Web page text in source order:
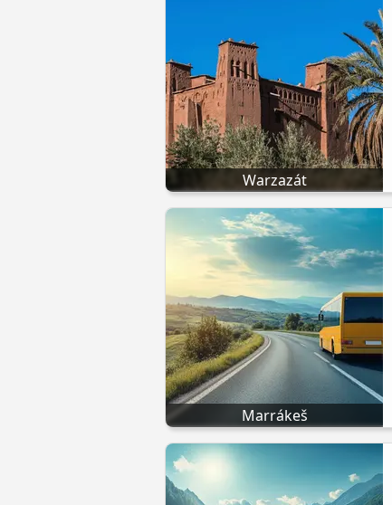
Warzazát
Marrákeš